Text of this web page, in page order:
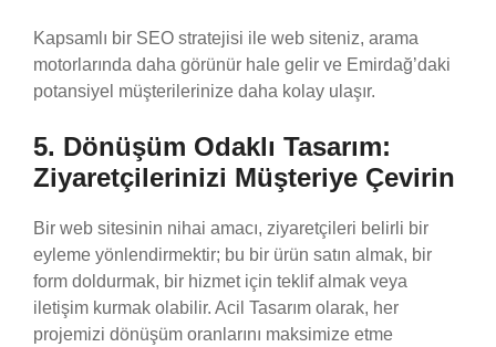
Kapsamlı bir SEO stratejisi ile web siteniz, arama
motorlarında daha görünür hale gelir ve Emirdağ’daki
potansiyel müşterilerinize daha kolay ulaşır.
5. Dönüşüm Odaklı Tasarım:
Ziyaretçilerinizi Müşteriye Çevirin
Bir web sitesinin nihai amacı, ziyaretçileri belirli bir
eyleme yönlendirmektir; bu bir ürün satın almak, bir
form doldurmak, bir hizmet için teklif almak veya
iletişim kurmak olabilir. Acil Tasarım olarak, her
projemizi dönüşüm oranlarını maksimize etme